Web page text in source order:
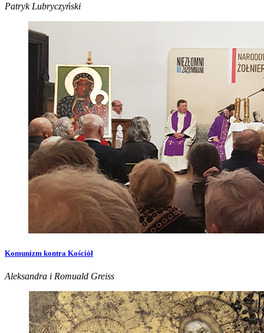
Patryk Lubryczyński
Komunizm kontra Kościół
Aleksandra i Romuald Greiss